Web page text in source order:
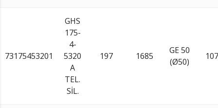
73175453201
GHS
175-
4-
5320
A
TEL.
SİL.
197 1685
GE 50
(Ø50)
107